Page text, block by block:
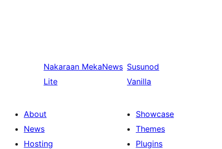
Nakaraan MekaNews
Lite
Susunod
Vanilla
About
News
Hosting
Showcase
Themes
Plugins